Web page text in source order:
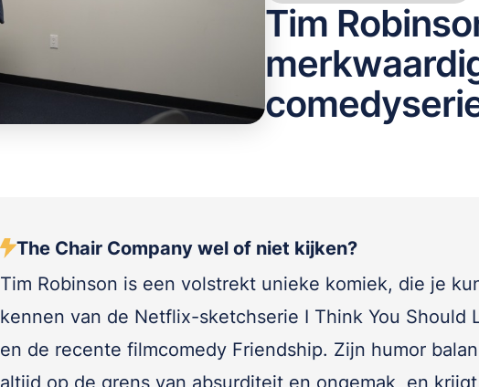
Tim
The Chair Company wel of niet kijken?
Tim Robinson is een volstrekt unieke komiek, die je
kennen van de Netflix-sketchserie I Think You Should
en de recente filmcomedy Friendship. Zijn humor
altijd op de grens van absurditeit en ongemak, en